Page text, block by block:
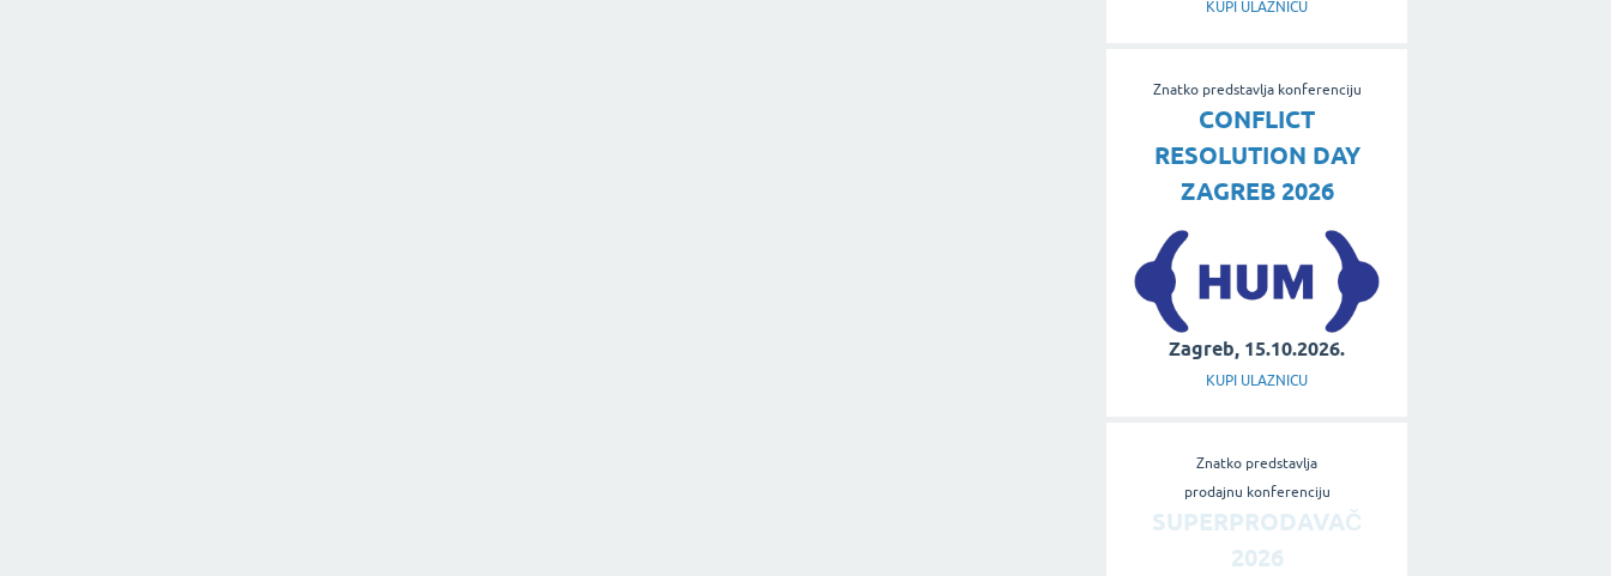
KUPI ULAZNICU
Znatko predstavlja konferenciju
CONFLICT
RESOLUTION DAY
ZAGREB 2026
Zagreb, 15.10.2026.
KUPI ULAZNICU
Znatko predstavlja
prodajnu konferenciju
SUPERPRODAVAČ
2026